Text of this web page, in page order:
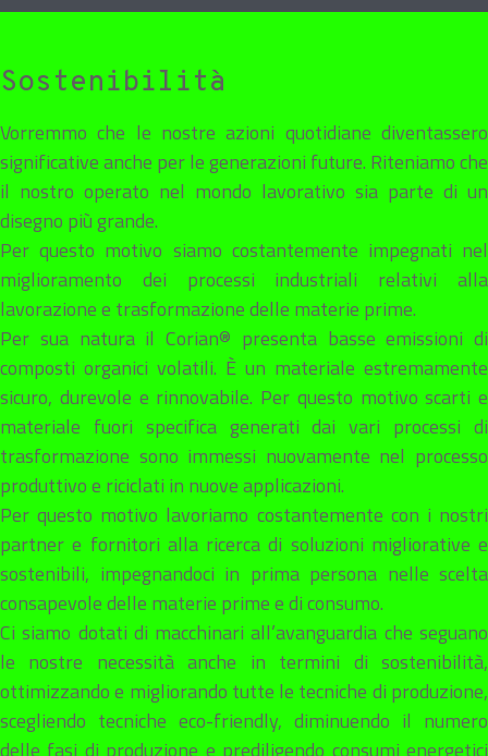
Sostenibilità
Vorremmo che le nostre azioni quotidiane diventassero
significative anche per le generazioni future. Riteniamo che
il nostro operato nel mondo lavorativo sia parte di un
disegno più grande.
Per questo motivo siamo costantemente impegnati nel
miglioramento dei processi industriali relativi alla
lavorazione e trasformazione delle materie prime.
Per sua natura il Corian® presenta basse emissioni di
composti organici volatili. È un materiale estremamente
sicuro, durevole e rinnovabile. Per questo motivo scarti e
materiale fuori specifica generati dai vari processi di
trasformazione sono immessi nuovamente nel processo
produttivo e riciclati in nuove applicazioni.
Per questo motivo lavoriamo costantemente con i nostri
partner e fornitori alla ricerca di soluzioni migliorative e
sostenibili, impegnandoci in prima persona nelle scelta
consapevole delle materie prime e di consumo.
Ci siamo dotati di macchinari all’avanguardia che seguano
le nostre necessità anche in termini di sostenibilità,
ottimizzando e migliorando tutte le tecniche di produzione,
scegliendo tecniche eco-friendly, diminuendo il numero
delle fasi di produzione e prediligendo consumi energetici